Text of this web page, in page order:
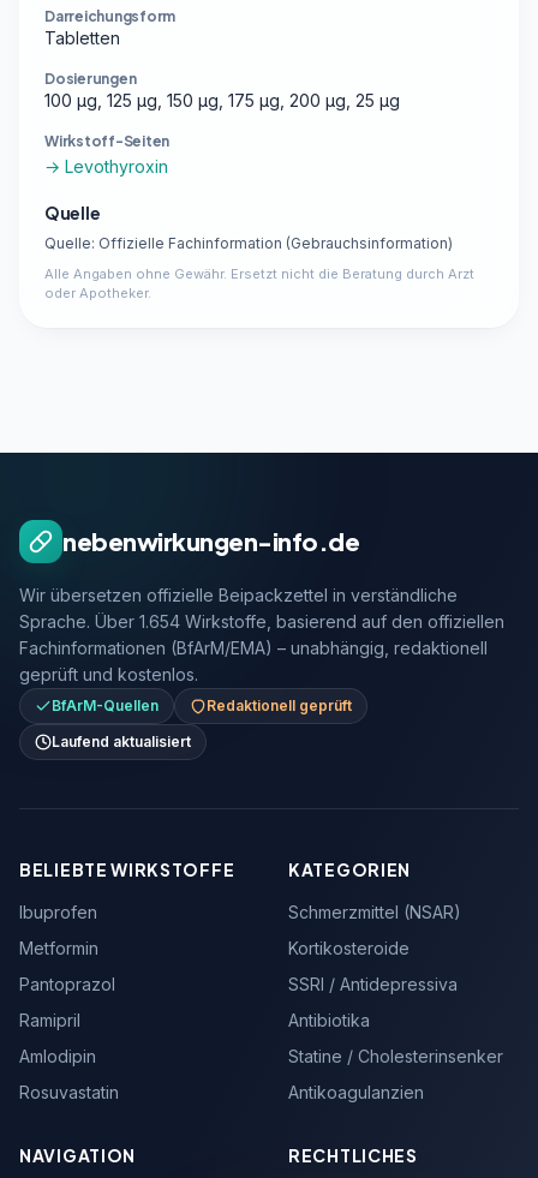
Darreichungsform
Tabletten
Dosierungen
100 µg, 125 µg, 150 µg, 175 µg, 200 µg, 25 µg
Wirkstoff-Seiten
→ Levothyroxin
Quelle
Quelle: Offizielle Fachinformation (Gebrauchsinformation)
Alle Angaben ohne Gewähr. Ersetzt nicht die Beratung durch Arzt
oder Apotheker.
nebenwirkungen-info.de
Wir übersetzen offizielle Beipackzettel in verständliche
Sprache. Über 1.654 Wirkstoffe, basierend auf den offiziellen
Fachinformationen (BfArM/EMA) – unabhängig, redaktionell
geprüft und kostenlos.
BfArM-Quellen
Redaktionell geprüft
Laufend aktualisiert
BELIEBTE WIRKSTOFFE
Ibuprofen
Metformin
Pantoprazol
Ramipril
Amlodipin
Rosuvastatin
KATEGORIEN
Schmerzmittel (NSAR)
Kortikosteroide
SSRI / Antidepressiva
Antibiotika
Statine / Cholesterinsenker
Antikoagulanzien
NAVIGATION RECHTLICHES